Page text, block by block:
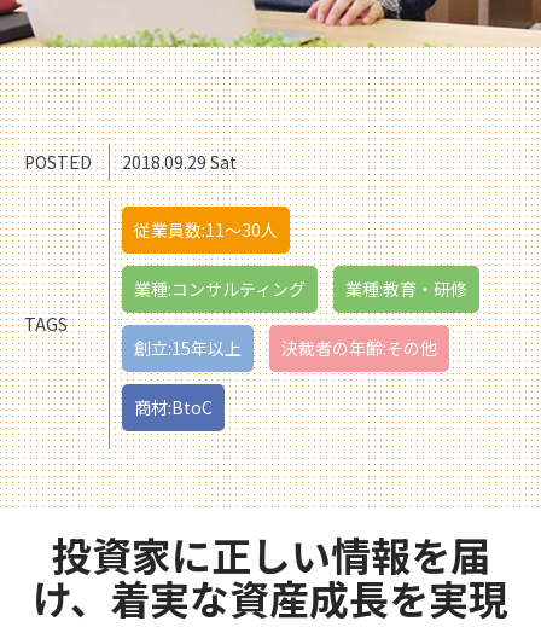
POSTED 2018.09.29 Sat
TAGS
従業員数:11〜30人
業種:コンサルティング 業種:教育・研修
創立:15年以上 決裁者の年齢:その他
商材:BtoC
投資家に正しい情報を届
け、着実な資産成長を実現